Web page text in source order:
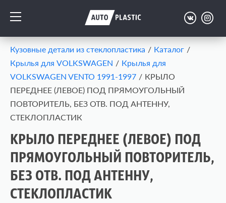
Кузовные детали из стеклопластика / Каталог /
Крылья для VOLKSWAGEN / Крылья для
VOLKSWAGEN VENTO 1991-1997 / КРЫЛО
ПЕРЕДНЕЕ (ЛЕВОЕ) ПОД ПРЯМОУГОЛЬНЫЙ
ПОВТОРИТЕЛЬ, БЕЗ ОТВ. ПОД АНТЕННУ,
СТЕКЛОПЛАСТИК
КРЫЛО ПЕРЕДНЕЕ (ЛЕВОЕ) ПОД
ПРЯМОУГОЛЬНЫЙ ПОВТОРИТЕЛЬ,
БЕЗ ОТВ. ПОД АНТЕННУ,
СТЕКЛОПЛАСТИК